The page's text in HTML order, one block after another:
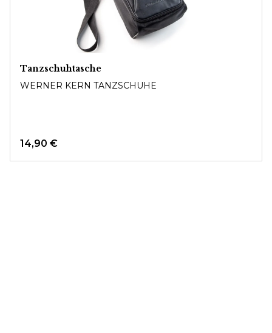
Tanzschuhtasche
WERNER KERN TANZSCHUHE
14,90 €